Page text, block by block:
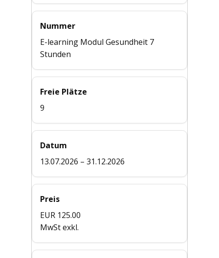
Nummer
E-learning Modul Gesundheit 7
Stunden
Freie Plätze
9
Datum
13.07.2026 – 31.12.2026
Preis
EUR 125.00
MwSt exkl.